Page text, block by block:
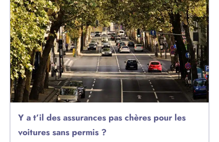
Y a t’il des assurances pas chères pour les
voitures sans permis ?